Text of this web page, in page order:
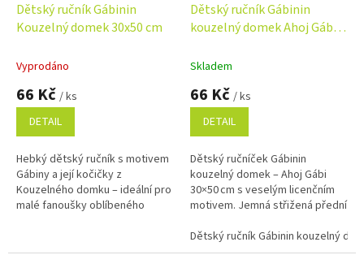
Dětský ručník Gábinin
Kouzelný domek 30x50 cm
Vyprodáno
66 Kč / ks
DETAIL
Hebký dětský ručník s motivem
Gábiny a její kočičky z
Kouzelného domku – ideální pro
malé fanoušky oblíbeného
Dětský ručník Gábinin
kouzelný domek Ahoj Gábi
Skladem
66 Kč / ks
DETAIL
Dětský ručníček Gábinin
kouzelný domek – Ahoj Gábi
30×50 cm s veselým licenčním
motivem. Jemná střižená přední
100% bavlna.
Dětský ručník Gábinin kouzelný